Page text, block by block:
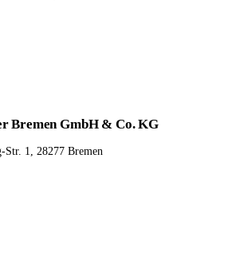
Bremen GmbH & Co. KG
Str. 1, 28277 Bremen